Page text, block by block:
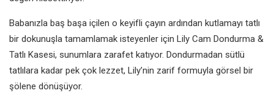
Babanızla baş başa içilen o keyifli çayın ardından kutlamayı tatlı
bir dokunuşla tamamlamak isteyenler için Lily Cam Dondurma &
Tatlı Kasesi, sunumlara zarafet katıyor. Dondurmadan sütlü
tatlılara kadar pek çok lezzet, Lily’nin zarif formuyla görsel bir
şölene dönüşüyor.